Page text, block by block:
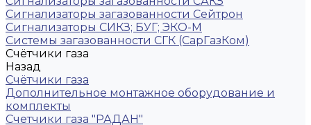
Сигнализаторы загазованности Сейтрон
Сигнализаторы СИКЗ; БУГ; ЭКО-М
Системы загазованности СГК (СарГазКом)
Счётчики газа
Назад
Счётчики газа
Дополнительное монтажное оборудование и
комплекты
Счетчики газа "РАДАН"